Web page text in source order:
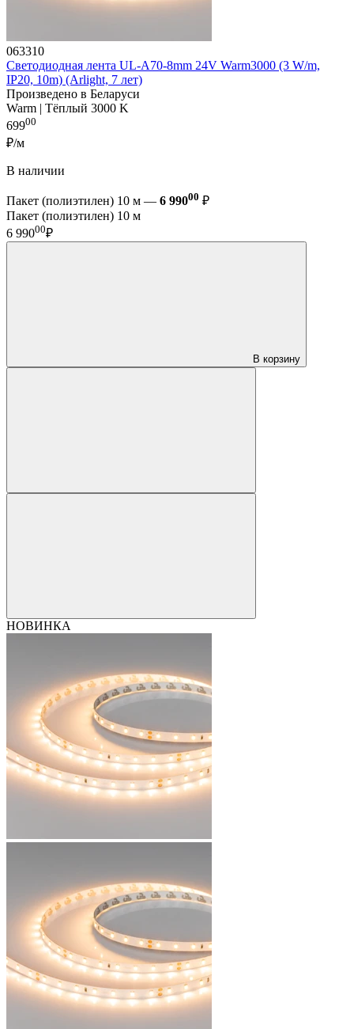
063310
Светодиодная лента UL-A70-8mm 24V Warm3000 (3 W/m,
IP20, 10m) (Arlight, 7 лет)
Произведено в Беларуси
Warm | Тёплый 3000 K
69900
₽/м
В наличии
Пакет (полиэтилен) 10 м — 6 99000 ₽
Пакет (полиэтилен) 10 м
6 99000₽
В корзину
НОВИНКА